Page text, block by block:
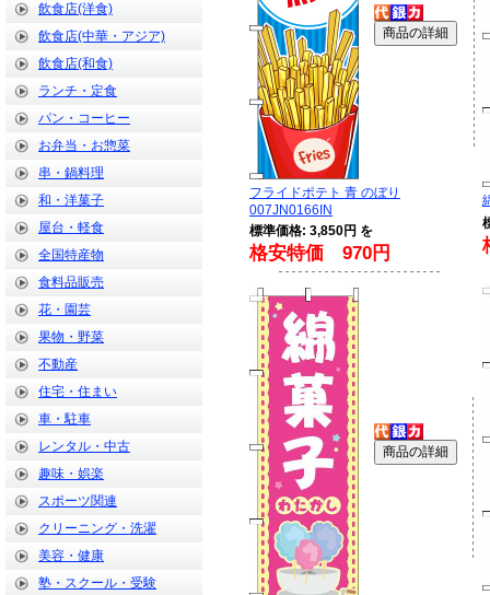
飲食店(洋食)
飲食店(中華・アジア)
飲食店(和食)
ランチ・定食
パン・コーヒー
お弁当・お惣菜
串・鍋料理
和・洋菓子
屋台・軽食
全国特産物
食料品販売
花・園芸
果物・野菜
不動産
住宅・住まい
車・駐車
レンタル・中古
趣味・娯楽
スポーツ関連
クリーニング・洗濯
美容・健康
塾・スクール・受験
フライドポテト 青 のぼり
007JN0166IN
標準価格: 3,850円 を
格安特価 970円